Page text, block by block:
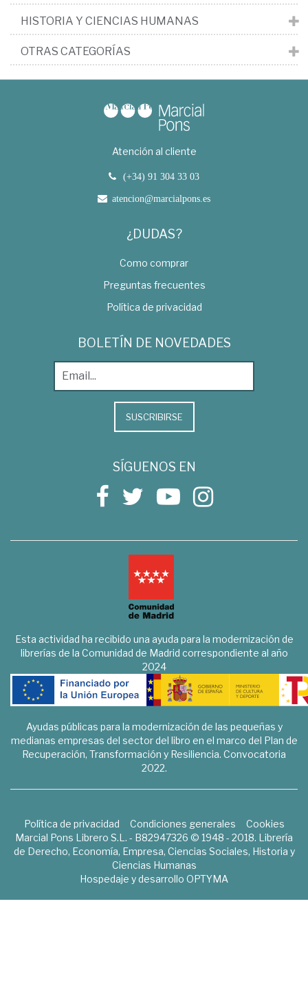
HISTORIA Y CIENCIAS HUMANAS
OTRAS CATEGORÍAS
Atención al cliente
(+34) 91 304 33 03
atencion@marcialpons.es
¿DUDAS?
Como comprar
Preguntas frecuentes
Política de privacidad
BOLETÍN DE NOVEDADES
SUSCRIBIRSE
SÍGUENOS EN
Esta actividad ha recibido una ayuda para la modernización de
librerías de la Comunidad de Madrid correspondiente al año
2024
Ayudas públicas para la modernización de las pequeñas y
medianas empresas del sector del libro en el marco del Plan de
Recuperación, Transformación y Resiliencia. Convocatoria
2022.
Política de privacidad Condiciones generales
Cookies
Marcial Pons Librero S.L. - B82947326 © 1948 - 2018. Librería
de Derecho, Economía, Empresa, Ciencias Sociales, Historia y
Ciencias Humanas
Hospedaje y desarrollo OPTYMA